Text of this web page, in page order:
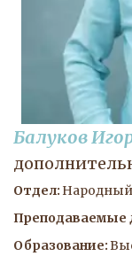
Балуков
Отдел: Народный
Преподаваемые
Образование: